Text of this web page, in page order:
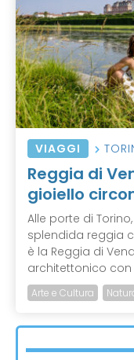
VIAGGI
Reggia di
gioiello
Alle porte di
splendida reggia
è la Reggia di
architettonico con
Arte e Cultura